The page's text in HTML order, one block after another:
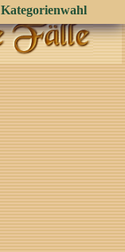
Kategorienwahl